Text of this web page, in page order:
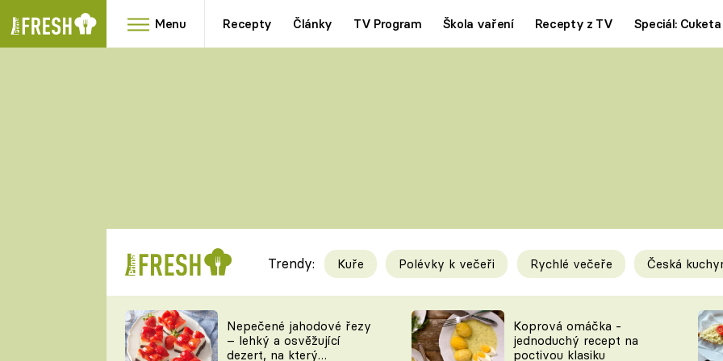
Menu Recepty Články TV Program Škola vaření Recepty z TV Speciál: Cuketa
RYCHLOVKY
Videorecepty
TEĎ VAŘÍ ŠÉF!
Tipy a triky
KAM ZA JÍDLEM
Trendy: Kuře Polévky k večeři Rychlé večeře Česká
Nepečené jahodové řezy
– lehký a osvěžující
dezert, na který
Koprová omáčka -
jednoduchý recept na
poctivou klasiku